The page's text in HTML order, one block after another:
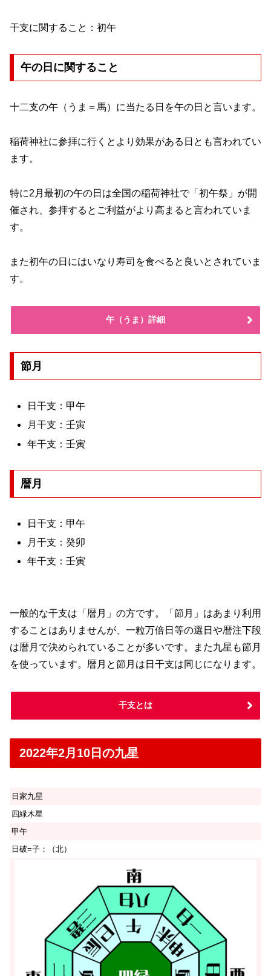
干支に関すること：初午
午の日に関すること
十二支の午（うま＝馬）に当たる日を午の日と言います。
稲荷神社に参拝に行くとより効果がある日とも言われてい
ます。
特に2月最初の午の日は全国の稲荷神社で「初午祭」が開
催され、参拝するとご利益がより高まると言われていま
す。
また初午の日にはいなり寿司を食べると良いとされていま
す。
午（うま）詳細
節月
日干支：甲午
月干支：壬寅
年干支：壬寅
暦月
日干支：甲午
月干支：癸卯
年干支：壬寅
一般的な干支は「暦月」の方です。「節月」はあまり利用
することはありませんが、一粒万倍日等の選日や暦注下段
は暦月で決められていることが多いです。また九星も節月
を使っています。暦月と節月は日干支は同じになります。
干支とは
2022年2月10日の九星
日家九星
四緑木星
甲午
日破=子：（北）